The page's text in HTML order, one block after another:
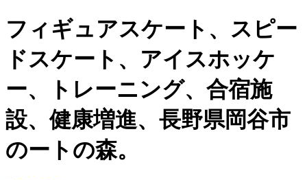
フィギュアスケート、スピー
ドスケート、アイスホッケ
ー、トレーニング、合宿施
設、健康増進、長野県岡谷市
のートの森。